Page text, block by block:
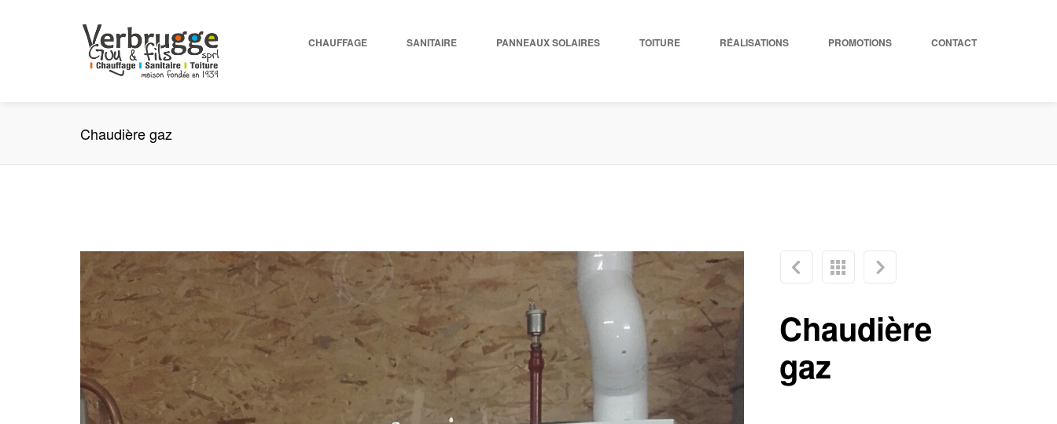
CHAUFFAGE SANITAIRE PANNEAUX SOLAIRES TOITURE RÉALISATIONS PROMOTIONS CONTACT
Chaudière gaz
Chaudière
gaz